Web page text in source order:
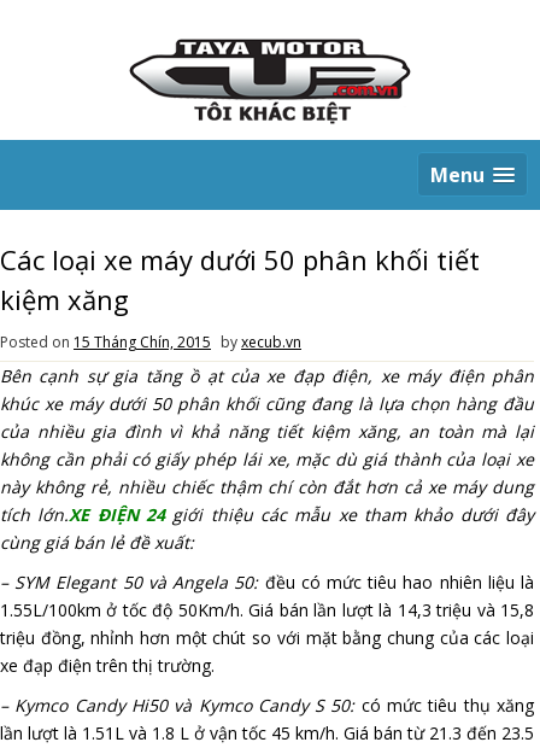
n
e
n
t
Menu
Các loại xe máy dưới 50 phân khối tiết
kiệm xăng
Posted on 15 Tháng Chín, 2015 byxecub.vn
Bên cạnh sự gia tăng ồ ạt của xe đạp điện, xe máy điện phân
khúc xe máy dưới 50 phân khối cũng đang là lựa chọn hàng đầu
của nhiều gia đình vì khả năng tiết kiệm xăng, an toàn mà lại
không cần phải có giấy phép lái xe, mặc dù giá thành của loại xe
này không rẻ, nhiều chiếc thậm chí còn đắt hơn cả xe máy dung
tích lớn.XE ĐIỆN 24giới thiệu các mẫu xe tham khảo dưới đây
cùng giá bán lẻ đề xuất:
– SYM Elegant 50 và Angela 50:đều có mức tiêu hao nhiên liệu là
1.55L/100km ở tốc độ 50Km/h. Giá bán lần lượt là 14,3 triệu và 15,8
triệu đồng, nhỉnh hơn một chút so với mặt bằng chung của các loại
xe đạp điện trên thị trường.
– Kymco Candy Hi50 và Kymco Candy S 50:có mức tiêu thụ xăng
lần lượt là 1.51L và 1.8 L ở vận tốc 45 km/h. Giá bán từ 21.3 đến 23.5